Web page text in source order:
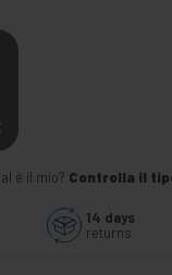
è il mio? Controlla il
14 days
returns